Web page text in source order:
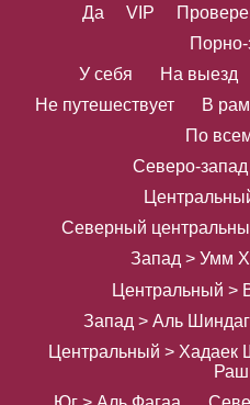
Да
VIP
Порно-
У себя
На выезд
Не путешествует
В
По
Северо-
Северный
Запад > Умм
Запад > Аль
Центральный >